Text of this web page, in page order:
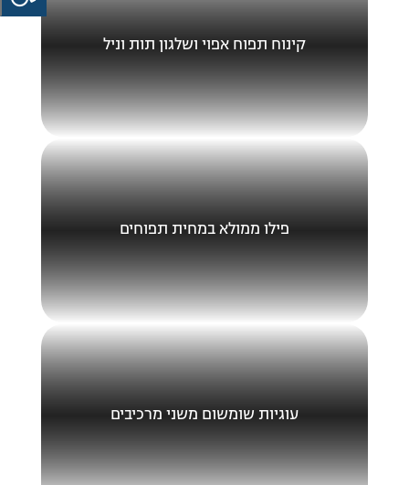
קינוח תפוח אפוי ושלגון תות וניל
פילו ממולא במחית תפוחים
עוגיות שומשום משני מרכיבים